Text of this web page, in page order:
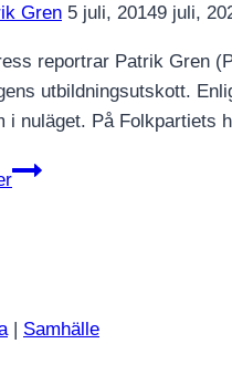
Gren 5 juli, 20149 juli,
reportrar Patrik Gren
utbildningsutskott.
i nuläget. På Folkpartiets
Roger
sluta
| Samhälle